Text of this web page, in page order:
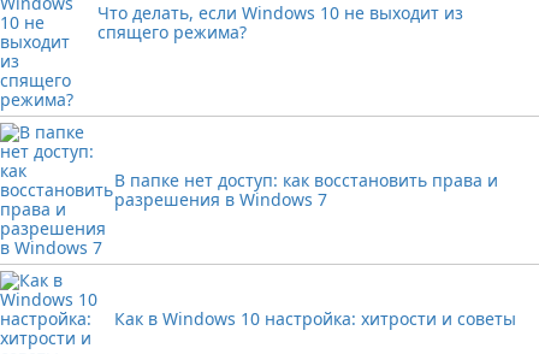
Что делать, если Windows 10 не выходит из
спящего режима?
В папке нет доступ: как восстановить права и
разрешения в Windows 7
Как в Windows 10 настройка: хитрости и советы